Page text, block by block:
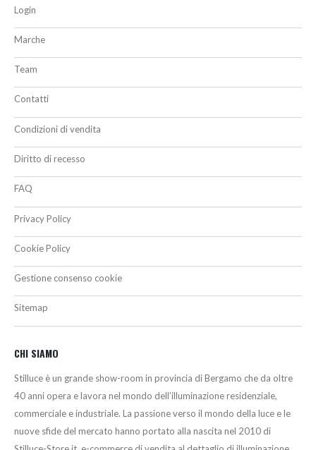
Login
Marche
Team
Contatti
Condizioni di vendita
Diritto di recesso
FAQ
Privacy Policy
Cookie Policy
Gestione consenso cookie
Sitemap
CHI SIAMO
Stilluce è un grande show-room in provincia di Bergamo che da oltre
40 anni opera e lavora nel mondo dell’illuminazione residenziale,
commerciale e industriale. La passione verso il mondo della luce e le
nuove sfide del mercato hanno portato alla nascita nel 2010 di